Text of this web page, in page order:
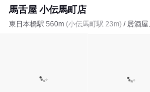
馬舌屋 小伝馬町店
東日本橋駅 560m (小伝馬町駅 23m) / 居酒